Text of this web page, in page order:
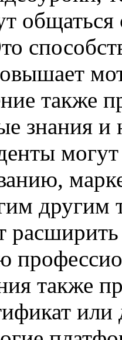
также
знания
другим
также